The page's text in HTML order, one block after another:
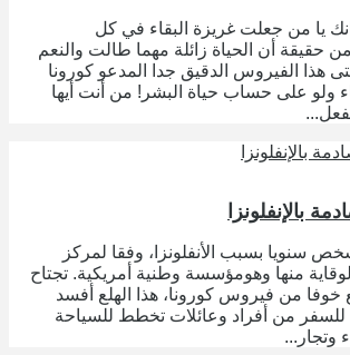
يا من جعلت غريزة البقاء في كل
حقيقة أن الحياة زائلة مهما طالت والنعم
هذا الفيروس الدقيق جدا المدعو كورونا
ولو على حساب حياة البشر! من أنت أيها
بالإنفلونزا
٥٦ ألف شخص سنويا بسبب الأنفلونزا، وفقا لمركز
منها وهومؤسسة وطنية أمريكية. تجتاح
خوفا من فيروس كورونا، هذا الهلع أفسد
من أفراد وعائلات تخطط للسياحة
وتجار...